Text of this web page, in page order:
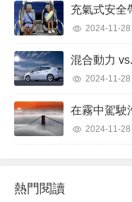
充氣式安全
2024-11-28
混合動力
2024-11-28
在霧中駕駛
2024-11-28
熱門閱讀